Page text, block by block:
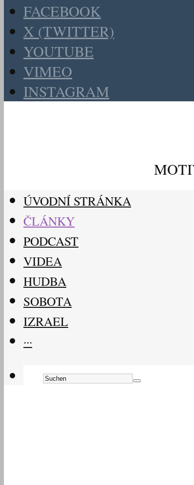
FACEBOOK
X (TWITTER)
YOUTUBE
VIMEO
INSTAGRAM
ÚVODNÍ STRÁNKA
ČLÁNKY
PODCAST
VIDEA
HUDBA
SOBOTA
IZRAEL
···